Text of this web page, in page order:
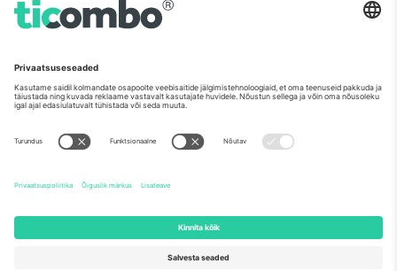
Regus Sofia City West, bul
Totleben 53-55, 1606 Sofia,
UAE Dubai Silicon Oasis, DDP
Mexico
Av Chapultepec 360, Roma
Norte, Cuauhtémoc, 06700
Ciudad de México, CDMX,
sündmusest ja/või domeenist. Detailide jaoks vaata konkreetse
sündmuse lehte, impressumit ja tingimusi.,
2026 Ticombo. Kõik õigused kaitstud.